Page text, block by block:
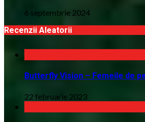
6 septembrie 2024
Recenzii Aleatorii
Butterfly Vision – Femeile de
22 februarie 2023